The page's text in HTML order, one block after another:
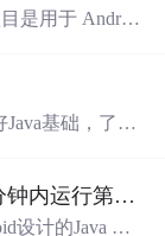
是用于 Androi
基础，了解
代码并总结。
运行第一个
计的Java ME